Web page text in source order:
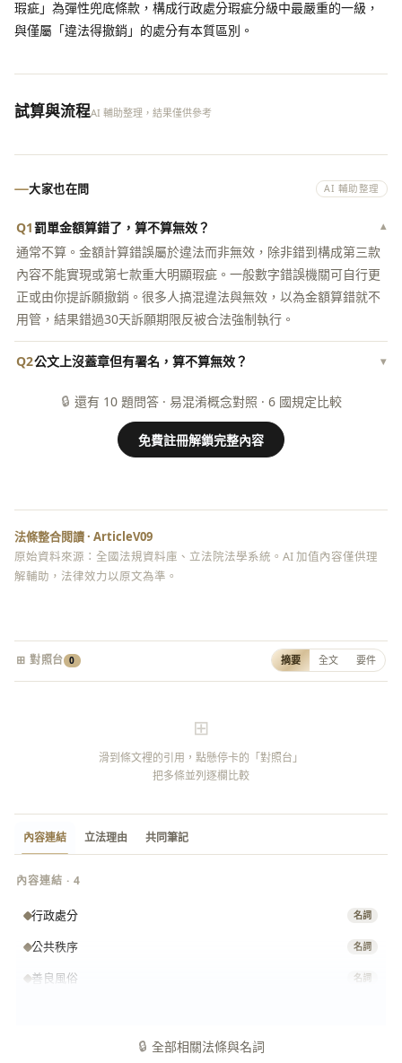
瑕疵」為彈性兜底條款，構成行政處分瑕疵分級中最嚴重的一級，
與僅屬「違法得撤銷」的處分有本質區別。
試算與流程AI 輔助整理，結果僅供參考
大家也在問 AI 輔助整理
Q1罰單金額算錯了，算不算無效？ ▾
通常不算。金額計算錯誤屬於違法而非無效，除非錯到構成第三款
內容不能實現或第七款重大明顯瑕疵。一般數字錯誤機關可自行更
正或由你提訴願撤銷。很多人搞混違法與無效，以為金額算錯就不
用管，結果錯過30天訴願期限反被合法強制執行。
Q2公文上沒蓋章但有署名，算不算無效？ ▾
🔒 還有 10 題問答 · 易混淆概念對照 · 6 國規定比較
免費註冊解鎖完整內容
法條整合閱讀 · ArticleV09
原始資料來源：全國法規資料庫、立法院法學系統。AI 加值內容僅供理
解輔助，法律效力以原文為準。
⊞ 對照台 0 摘要 全文 要件
⊞
滑到條文裡的引用，點懸停卡的「對照台」
把多條並列逐欄比較
內容連結 立法理由 共同筆記
內容連結 · 4
行政處分 名詞
公共秩序 名詞
善良風俗 名詞
🔒 全部相關法條與名詞